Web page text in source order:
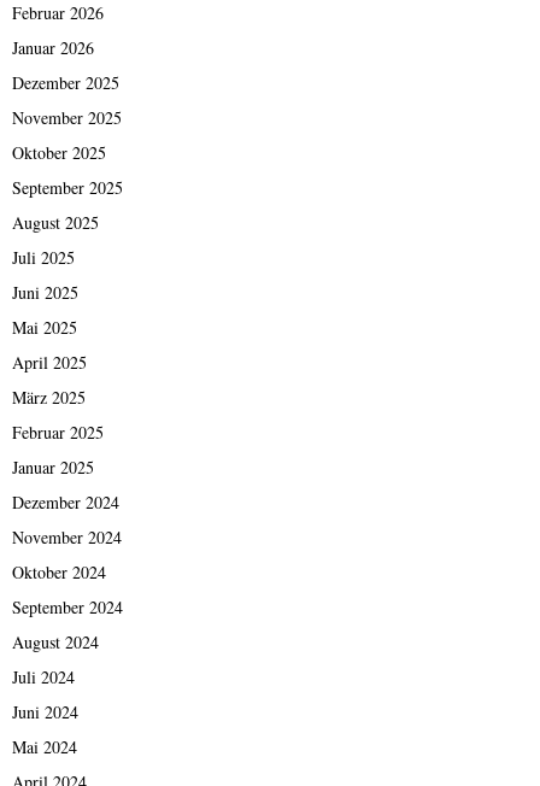
Februar 2026
Januar 2026
Dezember 2025
November 2025
Oktober 2025
September 2025
August 2025
Juli 2025
Juni 2025
Mai 2025
April 2025
März 2025
Februar 2025
Januar 2025
Dezember 2024
November 2024
Oktober 2024
September 2024
August 2024
Juli 2024
Juni 2024
Mai 2024